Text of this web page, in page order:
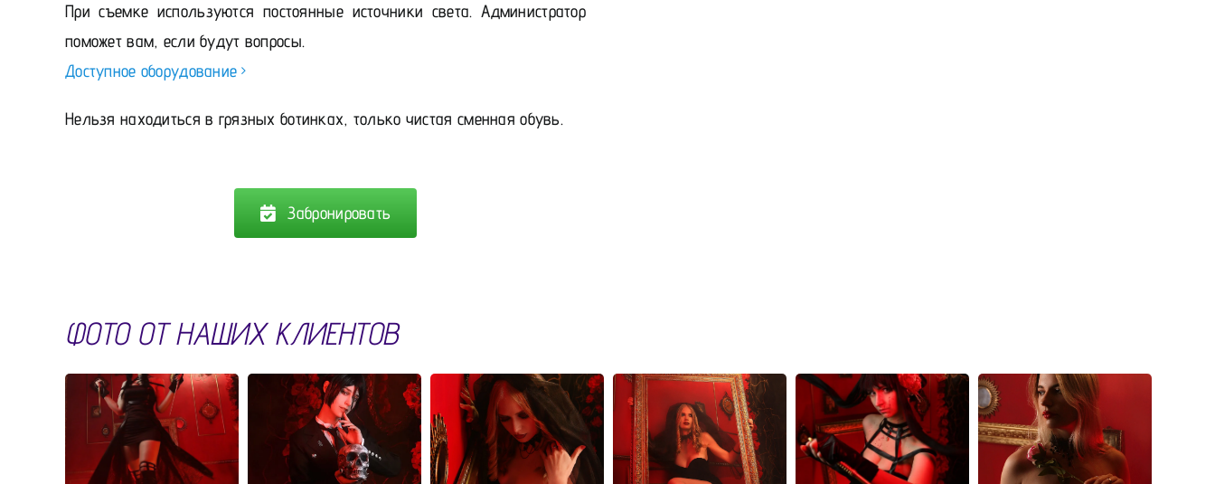
При съемке используются постоянные источники света. Администратор
поможет вам, если будут вопросы.
Доступное оборудование
Нельзя находиться в грязных ботинках, только чистая сменная обувь.
Забронировать
ФОТО ОТ НАШИХ КЛИЕНТОВ